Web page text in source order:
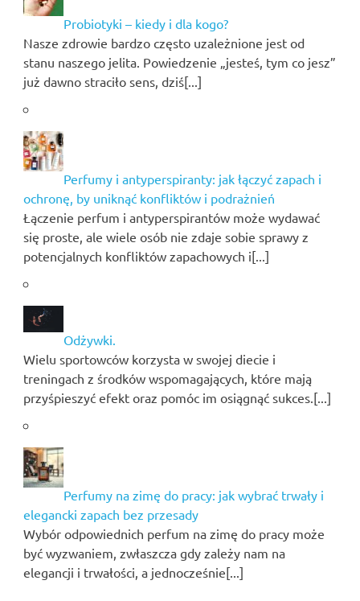
Probiotyki – kiedy i dla kogo?
Nasze zdrowie bardzo często uzależnione jest od
stanu naszego jelita. Powiedzenie „jesteś, tym co jesz”
już dawno straciło sens, dziś[...]
Perfumy i antyperspiranty: jak łączyć zapach i
ochronę, by uniknąć konfliktów i podrażnień
Łączenie perfum i antyperspirantów może wydawać
się proste, ale wiele osób nie zdaje sobie sprawy z
potencjalnych konfliktów zapachowych i[...]
Odżywki.
Wielu sportowców korzysta w swojej diecie i
treningach z środków wspomagających, które mają
przyśpieszyć efekt oraz pomóc im osiągnąć sukces.[...]
Perfumy na zimę do pracy: jak wybrać trwały i
elegancki zapach bez przesady
Wybór odpowiednich perfum na zimę do pracy może
być wyzwaniem, zwłaszcza gdy zależy nam na
elegancji i trwałości, a jednocześnie[...]